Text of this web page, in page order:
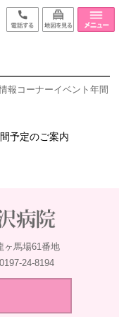
コーナーイベント年間
予定のご案内
ヶ馬場61番地
24-8194